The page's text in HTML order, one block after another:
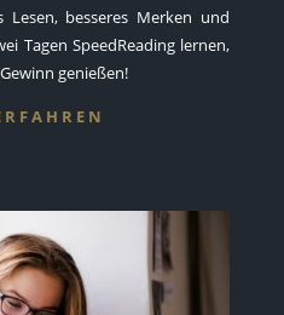
Lesen, besseres Merken und
Tagen SpeedReading lernen,
genießen!
F A H R E N